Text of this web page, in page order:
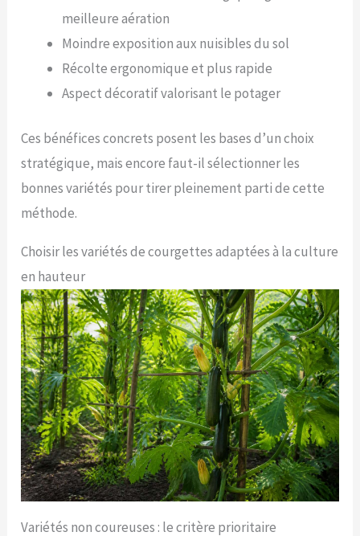
meilleure aération
Moindre exposition aux nuisibles du sol
Récolte ergonomique et plus rapide
Aspect décoratif valorisant le potager
Ces bénéfices concrets posent les bases d’un choix
stratégique, mais encore faut-il sélectionner les
bonnes variétés pour tirer pleinement parti de cette
méthode.
Choisir les variétés de courgettes adaptées à la culture
en hauteur
Variétés non coureuses : le critère prioritaire